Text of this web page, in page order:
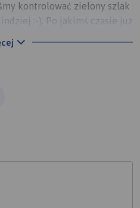
kontrolować zielony szlak
:-). Po jakimś czasie już
stwierdziliśmy, że
w końcu do
przygód wędrowaliśmy
PTTK na Śnieżniku.